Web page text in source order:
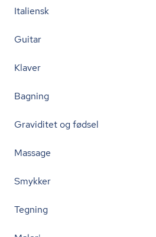
Italiensk
Guitar
Klaver
Bagning
Graviditet og fødsel
Massage
Smykker
Tegning